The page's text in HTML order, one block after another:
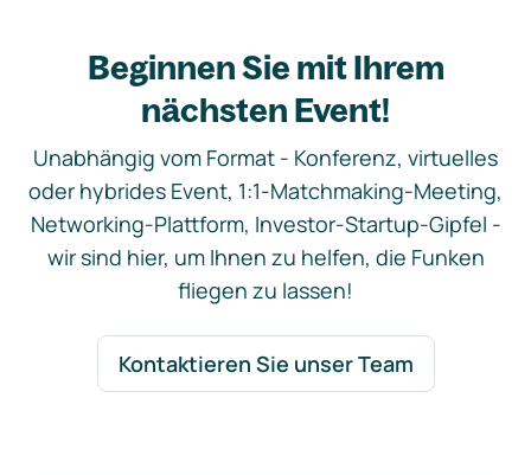
Beginnen Sie mit Ihrem
nächsten Event!
Unabhängig vom Format - Konferenz, virtuelles
oder hybrides Event, 1:1-Matchmaking-Meeting,
Networking-Plattform, Investor-Startup-Gipfel -
wir sind hier, um Ihnen zu helfen, die Funken
fliegen zu lassen!
Kontaktieren Sie unser Team